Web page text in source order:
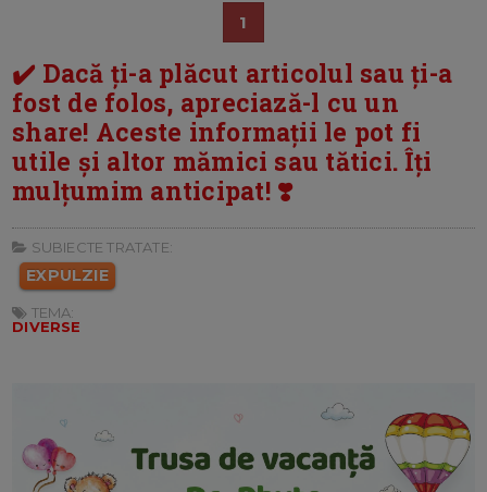
1
✔️ Dacă ți-a plăcut articolul sau ți-a
fost de folos, apreciază-l cu un
share! Aceste informații le pot fi
utile și altor mămici sau tătici. Îți
mulțumim anticipat! ❣️
SUBIECTE TRATATE:
EXPULZIE
TEMA:
DIVERSE